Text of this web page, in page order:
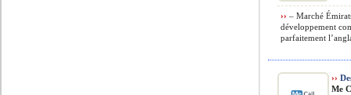
›› – Marché
développement
parfaitement
››
Me